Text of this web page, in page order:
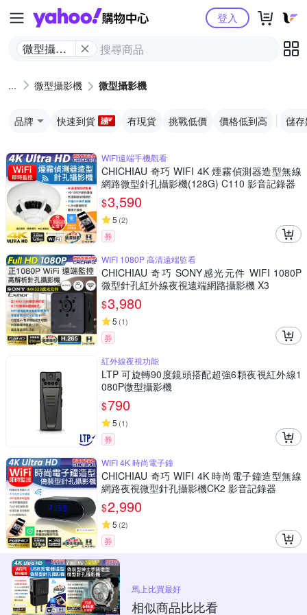
Yahoo購物中心
微型攝影
登入
微型攝影機 微型攝影機
品牌 快速到貨 有現貨 挑戰低價 價格低到高 儲
WIFI遠端手機觀看
CHICHIAU 奇巧 WIFI 4K 煙霧偵測器造型無線
網路微型針孔攝影機(128G) C110 影音記錄器
$3,590
5 (2)
券
WIFI 1080P 高清遠端監看
CHICHIAU 奇巧 SONY感光元件 WIFI 1080P
微型針孔紅外線夜視遠端網路攝影機 X3
$3,980
5 (1)
券
紅外線夜視功能
LTP 可旋轉90度鏡頭搭配超強6顆夜視紅外線1
080P微型攝影機
$790
5 (1)
券
WIFI 4K 時尚電子鐘
CHICHIAU 奇巧 WIFI 4K 時尚電子鐘造型無線
網路夜視微型針孔攝影機CK2 影音記錄器
$2,990
5 (2)
券
馬上比買最好
相似商品比比看